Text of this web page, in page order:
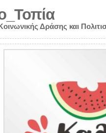
Δράσης και